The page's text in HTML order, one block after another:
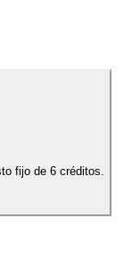
fijo de 6 créditos.